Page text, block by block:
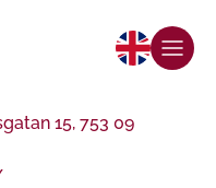
15, 753 09